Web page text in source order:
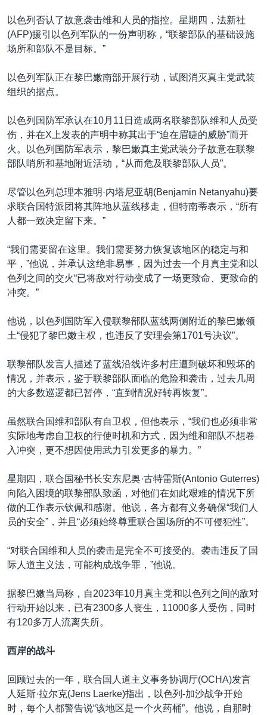
以色列否认了故意袭击维和人员的指控。星期四，法新社
(AFP)援引以色列军队的一份声明称，“联黎部队的基础设施
场所和部队不是目标。”
以色列军队正在黎巴嫩南部开展行动，试图消灭真主党武装
组织的据点。
以色列国防军承认在10月11日造成两名联黎部队维和人员受
伤，并在X上发表的声明中称其出于“迫在眉睫的威胁”而开
火。以色列国防军表示，黎巴嫩真主党武装分子故意在联黎
部队哨所和基地附近活动，“从而危及联黎部队人员”。
尽管以色列总理本雅明·内塔尼亚胡(Benjamin Netanyahu)要
求联合国特派团将其阵地从蓝线移走，但特南蒂表示，“所有
人都一致决定留下来。”
“我们需要留在这里。我们需要努力恢复该地区的稳定与和
平，”他说，并承认这绝非易事，因为过去一个月真主党和以
色列之间的交火“已将敌对行动变成了一场更致命、更致命的
冲突。”
他说，以色列国防军入侵联黎部队蓝线两侧附近的黎巴嫩领
土“侵犯了黎巴嫩主权，也违反了安理会第1701号决议”。
联黎部队发言人描述了蓝线沿线许多村庄遭到破坏和毁坏的
情况，并表示，鉴于联黎部队面临的危险和袭击，过去几周
的大多数巡逻都已暂停，“直到情况好转再恢复”。
虽然联合国维和部队有自卫权，但他表示，“我们也必须非常
实际地考虑自卫权的行使时机和方式，因为维和部队不想卷
入冲突，更不想因使用武力引发更多的暴力。”
星期四，联合国秘书长安东尼奥·古特雷斯(Antonio Guterres)
向陷入困境的联黎部队致函，对他们在如此艰难的情况下所
做的工作表示钦佩和感谢。他说，各方都有义务确保“我们人
员的安全”，并且“必须始终尊重联合国场所的不可侵犯性”。
“对联合国维和人员的袭击是完全不可接受的。袭击违反了国
际人道主义法，可能构成战争罪，”他说。
据黎巴嫩当局称，自2023年10月真主党和以色列之间的敌对
行动开始以来，已有2300多人丧生，11000多人受伤，同时
有120多万人流离失所。
西岸的战斗
回顾过去的一年，联合国人道主义事务协调厅(OCHA)发言
人延斯·拉尔克(Jens Laerke)指出，以色列-加沙战争开始
时，每个人都警告说“该地区是一个火药桶”。他说，自那时